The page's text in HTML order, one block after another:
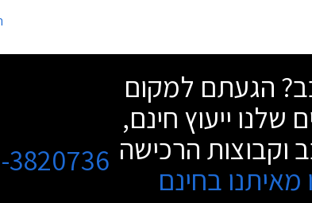
הגעתם למקום
שלנו ייעוץ חינם,
וקבוצות הרכישה
מאיתנו בחינם
3820736